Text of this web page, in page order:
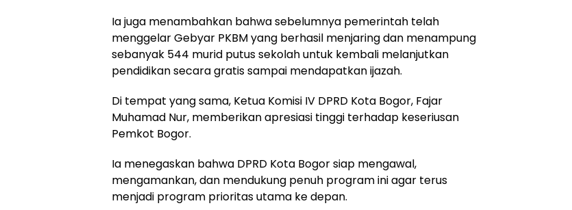
​Ia juga menambahkan bahwa sebelumnya pemerintah telah
menggelar Gebyar PKBM yang berhasil menjaring dan menampung
sebanyak 544 murid putus sekolah untuk kembali melanjutkan
pendidikan secara gratis sampai mendapatkan ijazah.
​Di tempat yang sama, Ketua Komisi IV DPRD Kota Bogor, Fajar
Muhamad Nur, memberikan apresiasi tinggi terhadap keseriusan
Pemkot Bogor.
Ia menegaskan bahwa DPRD Kota Bogor siap mengawal,
mengamankan, dan mendukung penuh program ini agar terus
menjadi program prioritas utama ke depan.